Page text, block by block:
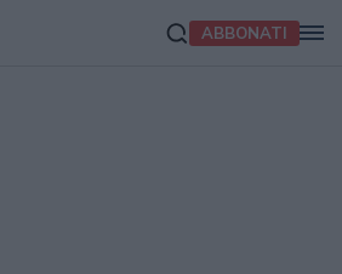
ABBONATI